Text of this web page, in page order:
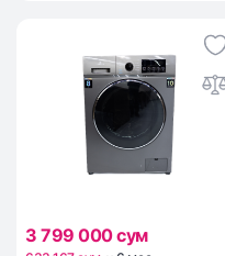
3 799 000 сум